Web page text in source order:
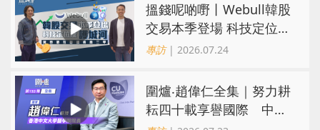
搵錢呢啲嘢丨Webull韓股
交易本季登場 科技定位成
護城河 冀登港互聯網券商
專訪| 2026.07.24
圍爐‧趙偉仁全集｜努力耕
耘四十載享譽國際 中大